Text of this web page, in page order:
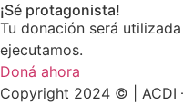
¡Sé protagonista!
Tu donación será
ejecutamos.
Doná ahora
Copyright 2024 © | ACDI